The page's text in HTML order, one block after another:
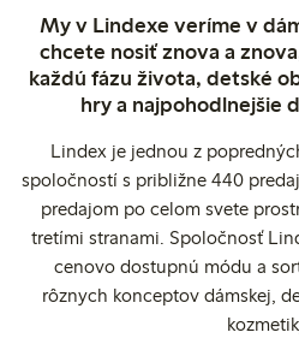
My v Lindexe veríme v
chcete nosiť znova a
každú fázu života, detské
hry a najpohodlnejšie
Lindex je jednou z
spoločností s približne 440
predajom po celom svete
tretími stranami. Spoločnosť
cenovo dostupnú módu a
rôznych konceptov dámskej,